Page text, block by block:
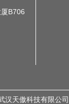
B706
汉天傲科技有限